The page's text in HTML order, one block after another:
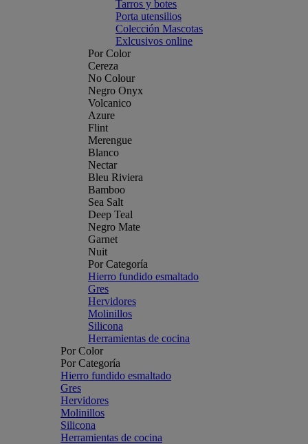
Tarros y botes
Porta utensilios
Colección Mascotas
Exlcusivos online
Por Color
Cereza
No Colour
Negro Onyx
Volcanico
Azure
Flint
Merengue
Blanco
Nectar
Bleu Riviera
Bamboo
Sea Salt
Deep Teal
Negro Mate
Garnet
Nuit
Por Categoría
Hierro fundido esmaltado
Gres
Hervidores
Molinillos
Silicona
Herramientas de cocina
Por Color
Por Categoría
Hierro fundido esmaltado
Gres
Hervidores
Molinillos
Silicona
Herramientas de cocina